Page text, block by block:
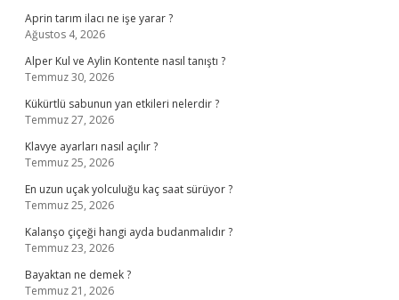
Aprin tarım ilacı ne işe yarar ?
Ağustos 4, 2026
Alper Kul ve Aylin Kontente nasıl tanıştı ?
Temmuz 30, 2026
Kükürtlü sabunun yan etkileri nelerdir ?
Temmuz 27, 2026
Klavye ayarları nasıl açılır ?
Temmuz 25, 2026
En uzun uçak yolculuğu kaç saat sürüyor ?
Temmuz 25, 2026
Kalanşo çiçeği hangi ayda budanmalıdır ?
Temmuz 23, 2026
Bayaktan ne demek ?
Temmuz 21, 2026